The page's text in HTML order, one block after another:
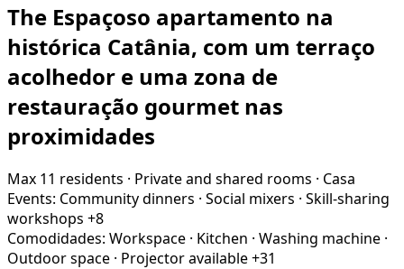
The Espaçoso apartamento na
histórica Catânia, com um terraço
acolhedor e uma zona de
restauração gourmet nas
proximidades
Max 11 residents · Private and shared rooms · Casa
Events: Community dinners · Social mixers · Skill-sharing
workshops +8
Comodidades: Workspace · Kitchen · Washing machine ·
Outdoor space · Projector available+31